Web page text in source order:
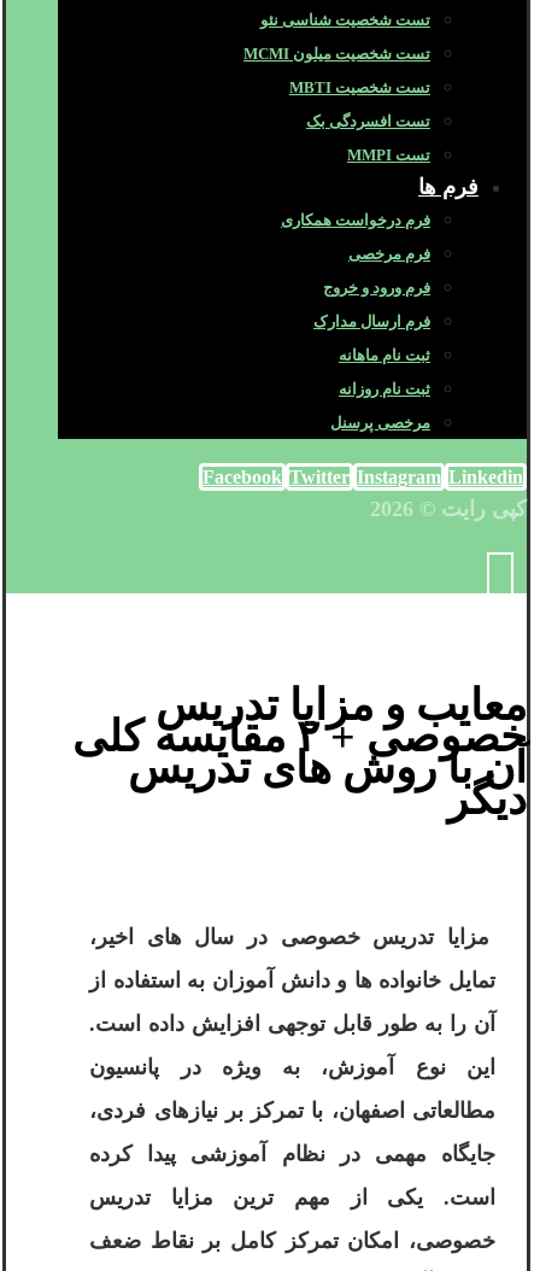
تست شخصیت شناسی نئو
تست شخصیت میلون MCMI
تست شخصیت MBTI
تست افسردگی بک
تست MMPI
فرم ها
فرم درخواست همکاری
فرم مرخصی
فرم ورود و خروج
فرم ارسال مدارک
ثبت نام ماهانه
ثبت نام روزانه
مرخصی پرسنل
Facebook Twitter Instagram Linkedin
کپی رایت © 2026
معایب و مزایا تدریس
خصوصی + ۲ مقایسه کلی
آن با روش های تدریس
دیگر
مزایا تدریس خصوصی در سال های اخیر،
تمایل خانواده ها و دانش آموزان به استفاده از
آن را به طور قابل توجهی افزایش داده است.
این نوع آموزش، به ویژه در پانسیون
مطالعاتی اصفهان، با تمرکز بر نیازهای فردی،
جایگاه مهمی در نظام آموزشی پیدا کرده
است. یکی از مهم ترین مزایا تدریس
خصوصی، امکان تمرکز کامل بر نقاط ضعف